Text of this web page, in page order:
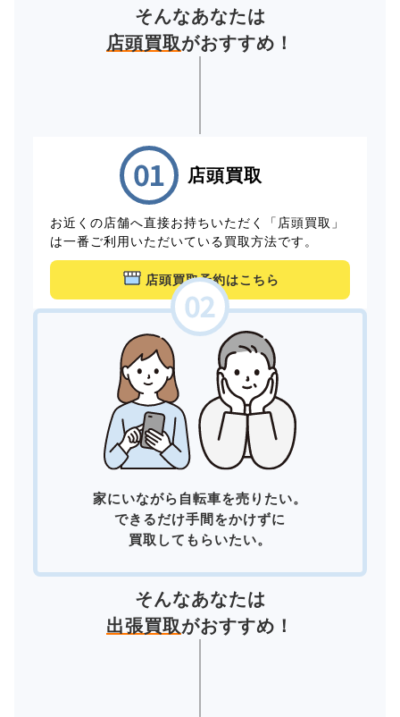
そんなあなたは
店頭買取がおすすめ！
店頭買取
お近くの店舗へ直接お持ちいただく「店頭買取」
は一番ご利用いただいている買取方法です。
店頭買取予約はこちら
家にいながら自転車を売りたい。
できるだけ手間をかけずに
買取してもらいたい。
そんなあなたは
出張買取がおすすめ！